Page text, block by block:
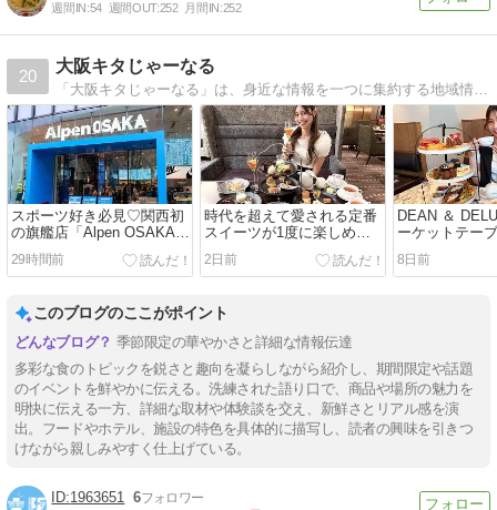
週間IN:54 週間OUT:252 月間IN:252
20
大阪キタじゃーなる
「大阪キタじゃーなる」は、身近な情報を一つに集約する地域情報メディアサイトです。大阪市北区とその周辺地域の情報を"ほんわか"と配信していきます。毎週、星座占いを更新！
スポーツ好き必見♡関西初
の旗艦店「Alpen OSAKA」
が梅田・茶屋町に誕生！
【8/7】
29時間前
時代を超えて愛される定番
スイーツが1度に楽しめる
「アフタヌーンティーセッ
ト ～レトロ～」＠ホテルグ
2日前
DEAN ＆
ーケットテー
『Tangentes
タヌーンティ
8日前
このブログのここがポイント
季節限定の華やかさと詳細な情報伝達
多彩な食のトピックを鋭さと趣向を凝らしながら紹介し、期間限定や話題
のイベントを鮮やかに伝える。洗練された語り口で、商品や場所の魅力を
明快に伝える一方、詳細な取材や体験談を交え、新鮮さとリアル感を演
出。フードやホテル、施設の特色を具体的に描写し、読者の興味を引きつ
けながら親しみやすく仕上げている。
1963651 6